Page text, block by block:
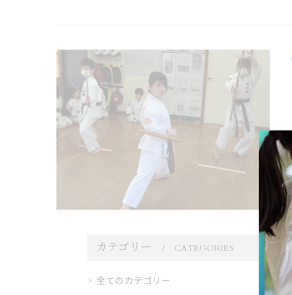
カテゴリー CATEGORIES
全てのカテゴリー